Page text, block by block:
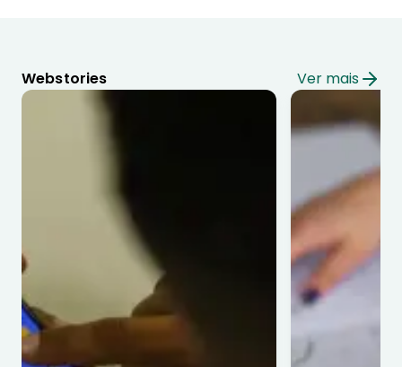
Webstories Ver mais